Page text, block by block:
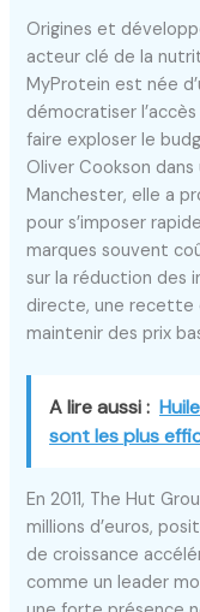
Origines et
acteur clé de la
MyProtein est née
démocratiser
faire exploser le
Oliver Cookson
Manchester, elle a
pour s’imposer
marques souvent
sur la réduction des
directe, une recette
maintenir des prix
A lire aussi :
sont les plus
En 2011, The Hut
millions d’euros,
de croissance
comme un leader